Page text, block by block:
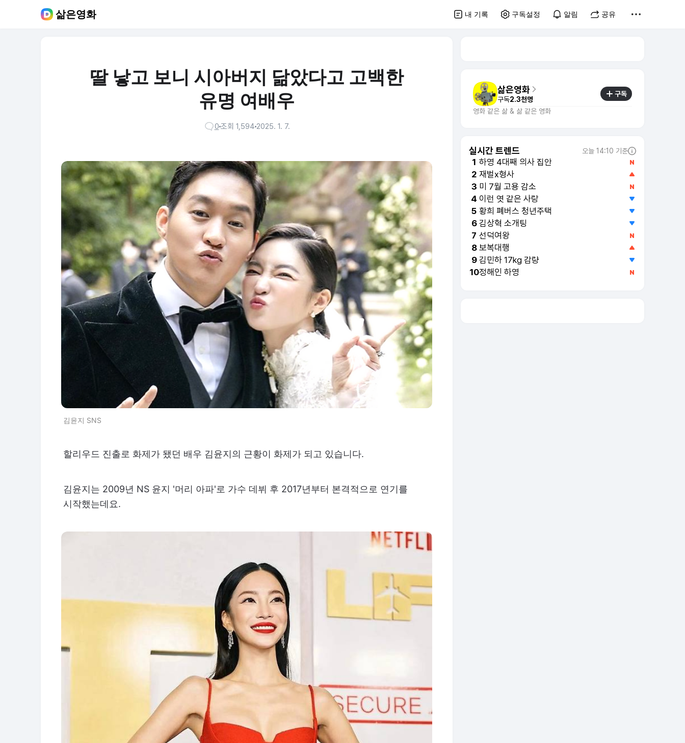
삶은영화 내 기록 구독설정 알림 공유
딸 낳고 보니 시아버지 닮았다고 고백한
유명 여배우
0조회 1,5942025. 1. 7.
김윤지 SNS
할리우드 진출로 화제가 됐던 배우 김윤지의 근황이 화제가 되고 있습니다.
김윤지는 2009년 NS 윤지 '머리 아파'로 가수 데뷔 후 2017년부터 본격적으로 연기를
시작했는데요.
삶은영화
구독2.3천명
구독
영화 같은 삶 & 삶 같은 영화
실시간 트렌드 오늘 14:10 기준
1 하영 4대째 의사 집안
2 재벌x형사
3 미 7월 고용 감소
4 이런 엿 같은 사랑
5 황희 폐버스 청년주택
6 김상혁 소개팅
7 선덕여왕
8 보복대행
9 김민하 17kg 감량
10정해인 하영